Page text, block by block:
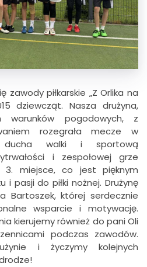
zawody piłkarskie „Z Orlika na
dziewcząt. Nasza drużyna,
warunków pogodowych, z
rozegrała mecze w
ducha walki i sportową
i zespołowej grze
3. miejsce, co jest pięknym
i pasji do piłki nożnej. Drużynę
Bartoszek, której serdecznie
wsparcie i motywację.
kierujemy również do pani Oli
podczas zawodów.
i życzymy kolejnych